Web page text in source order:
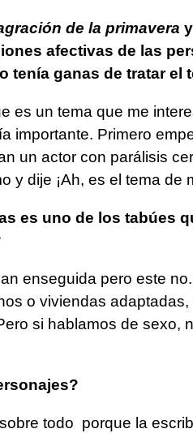
de la primavera
afectivas de las
tenía ganas de tratar el
es un tema que me
importante. Primero
un actor con parálisis
y dije ¡Ah, es el tema de
es uno de los tabúes
enseguida pero este
o viviendas adaptadas,
si hablamos de sexo,
todo porque la